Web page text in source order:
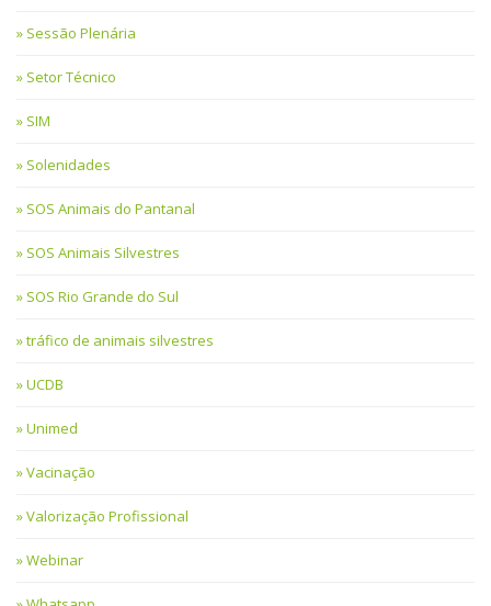
Sessão Plenária
Setor Técnico
SIM
Solenidades
SOS Animais do Pantanal
SOS Animais Silvestres
SOS Rio Grande do Sul
tráfico de animais silvestres
UCDB
Unimed
Vacinação
Valorização Profissional
Webinar